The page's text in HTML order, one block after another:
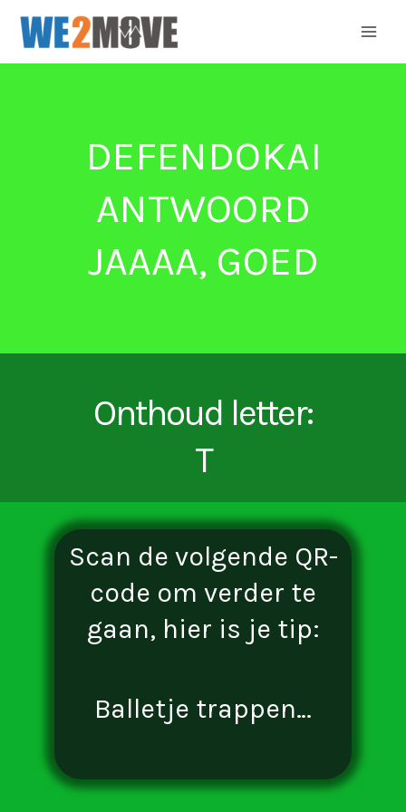
naar
de
DEFENDOKAI
ANTWOORD
JAAAA, GOED
Onthoud letter:
T
Scan de volgende QR-
code om verder te
gaan, hier is je tip:
Balletje trappen…